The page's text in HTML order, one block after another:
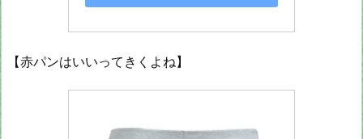
【赤パンはいいってきくよね】